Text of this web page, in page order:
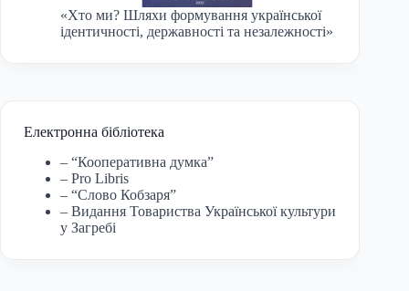
«Хто ми? Шляхи формування української
ідентичності, державності та незалежності»
Електронна бібліотека
– “Кооперативна думка”
– Pro Libris
– “Слово Кобзаря”
– Видання Товариства Української культури
у Загребі